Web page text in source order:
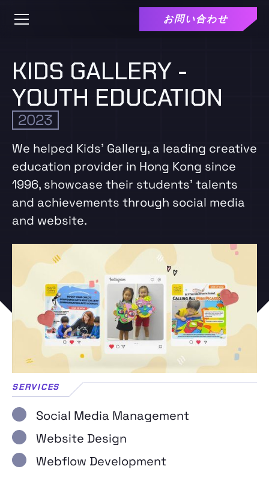
お問い合わせ
KIDS GALLERY -
YOUTH EDUCATION
2023
We helped Kids’ Gallery, a leading creative
education provider in Hong Kong since
1996, showcase their students’ talents
and achievements through social media
and website.
SERVICES
Social Media Management
Website Design
Webflow Development